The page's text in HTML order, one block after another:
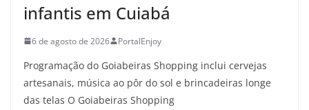
infantis em Cuiabá
6 de agosto de 2026 PortalEnjoy
Programação do Goiabeiras Shopping inclui cervejas
artesanais, música ao pôr do sol e brincadeiras longe
das telas O Goiabeiras Shopping